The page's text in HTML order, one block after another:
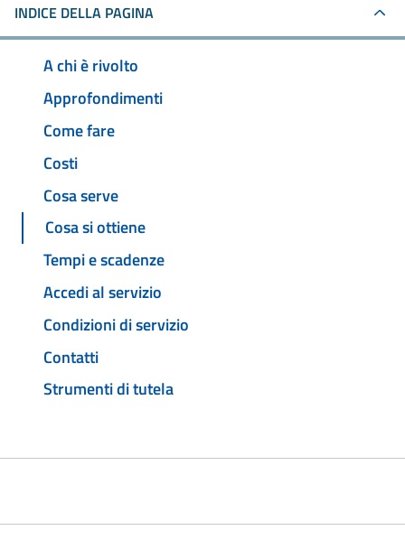
INDICE DELLA PAGINA
A chi è rivolto
Approfondimenti
Come fare
Costi
Cosa serve
Cosa si ottiene
Tempi e scadenze
Accedi al servizio
Condizioni di servizio
Contatti
Strumenti di tutela